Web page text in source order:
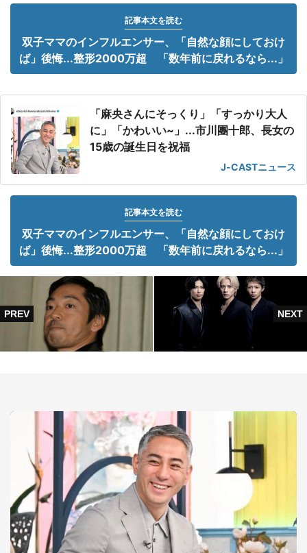
記事本文を読む
双子ママのインフルエンサー、「自然な顔にしておけ
ば」後悔...整形2000万超 「数年前に戻れるなら...」
「麻央さんにそっくり」「すっかり大人
に」「かわいい~」...市川團十郎、長女の
15歳の誕生日を祝福
J-CASTニュース
記事本文を読む
双子ママのインフルエンサー、「自然な顔にしておけ
ば」後悔...整形2000万超 「数年前に戻れるなら...」